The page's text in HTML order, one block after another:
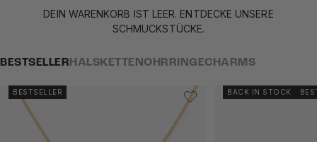
DEIN WARENKORB IST LEER. ENTDECKE UNSERE
SCHMUCKSTÜCKE.
BESTSELLER HALSKETTEN OHRRINGECHARMS
BESTSELLER BACK IN STOCK